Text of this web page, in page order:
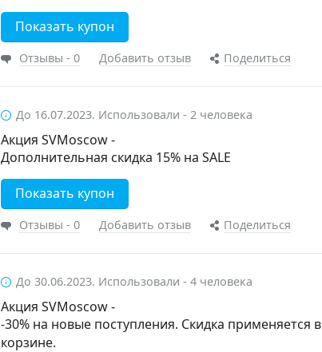
Показать купон
Отзывы - 0 Добавить отзыв Поделиться
До 16.07.2023. Использовали - 2 человека
Акция SVMoscow -
Дополнительная скидка 15% на SALE
Показать купон
Отзывы - 0 Добавить отзыв Поделиться
До 30.06.2023. Использовали - 4 человека
Акция SVMoscow -
-30% на новые поступления. Скидка применяется в
корзине.